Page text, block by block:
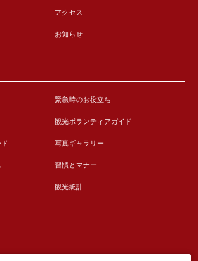
アクセス
お知らせ
緊急時のお役立ち
観光ボランティアガイド
写真ギャラリー
習慣とマナー
観光統計